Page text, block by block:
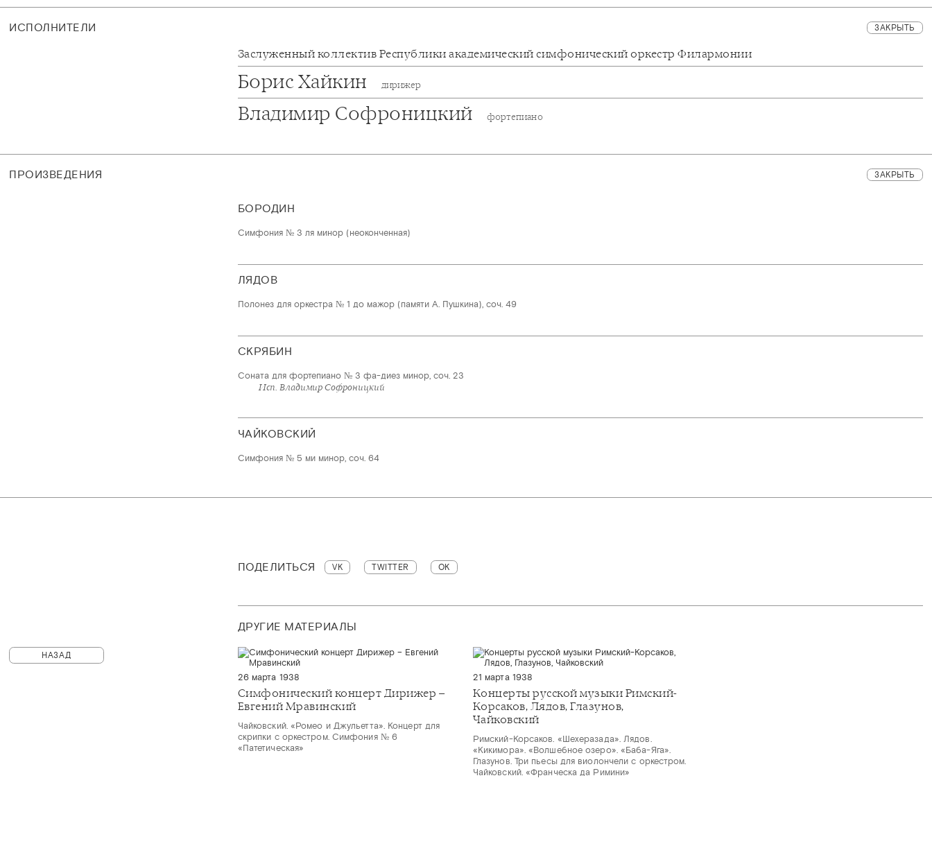
ИСПОЛНИТЕЛИ ЗАКРЫТЬ
Заслуженный коллектив Республики академический симфонический оркестр Филармонии
Борис Хайкин дирижер
Владимир Софроницкий фортепиано
ПРОИЗВЕДЕНИЯ ЗАКРЫТЬ
БОРОДИН
Симфония № 3 ля минор (неоконченная)
ЛЯДОВ
Полонез для оркестра № 1 до мажор (памяти А. Пушкина), соч. 49
СКРЯБИН
Соната для фортепиано № 3 фа-диез минор, соч. 23
Исп. Владимир Софроницкий
ЧАЙКОВСКИЙ
Симфония № 5 ми минор, соч. 64
ПОДЕЛИТЬСЯ VK TWITTER OK
ДРУГИЕ МАТЕРИАЛЫ
21 марта 1938
Концерты русской музыки Римский-
Корсаков, Лядов, Глазунов,
Чайковский
Римский-Корсаков. «Шехеразада». Лядов.
«Кикимора». «Волшебное озеро». «Баба-Яга».
Глазунов. Три пьесы для виолончели с оркестром.
Чайковский. «Франческа да Римини»
26 марта 1938
Симфонический концерт Дирижер –
Евгений Мравинский
Чайковский. «Ромео и Джульетта». Концерт для
скрипки с оркестром. Симфония № 6
«Патетическая»
НАЗАД